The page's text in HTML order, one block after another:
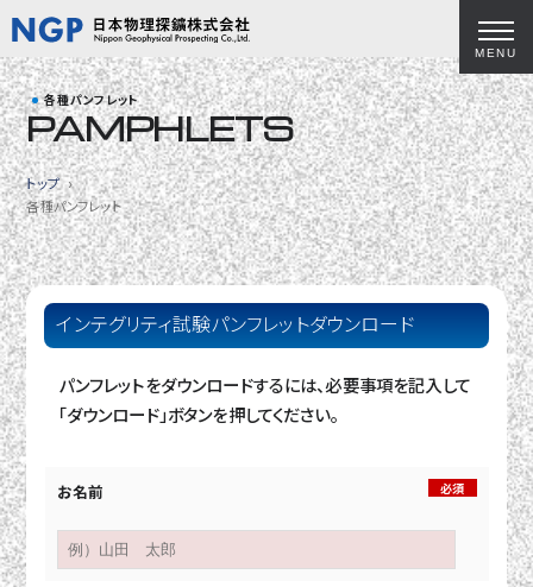
MENU
各種パンフレット
PAMPHLETS
トップ
各種パンフレット
インテグリティ試験パンフレットダウンロード
パンフレットをダウンロードするには、必要事項を記入して
「ダウンロード」ボタンを押してください。
お名前 必須